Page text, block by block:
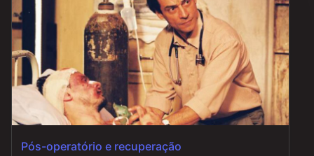
Pós-operatório e recuperação